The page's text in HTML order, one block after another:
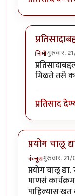
निमीगुरुवार,
In reply to
मिळते तसे
प्रतिसाद
प्रयोग चालू
कंजूसगुरुवार,
प्रयोग चालू
माणसं
पाहिल्यास